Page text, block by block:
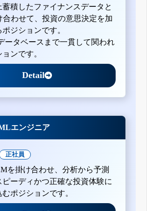
蓄積したファイナンスデータと
合わせて、投資の意思決定を加
ジションです。
ータベースまで一貫して関われ
ンです。
Detail
エンジニア
正社員
を掛け合わせ、分析から予測
ピーディかつ正確な投資体験に
ポジションです。